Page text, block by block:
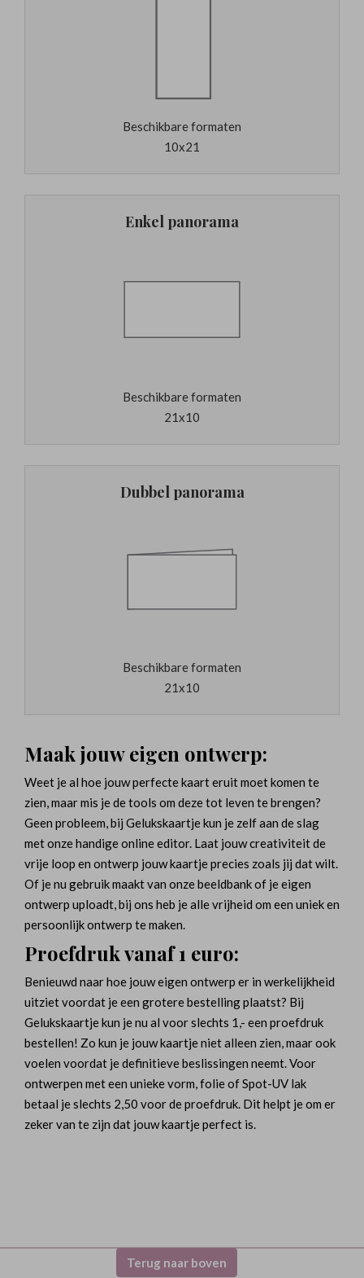
Beschikbare formaten
10x21
Enkel panorama
Beschikbare formaten
21x10
Dubbel panorama
Beschikbare formaten
21x10
Maak jouw eigen ontwerp:
Weet je al hoe jouw perfecte kaart eruit moet komen te
zien, maar mis je de tools om deze tot leven te brengen?
Geen probleem, bij Gelukskaartje kun je zelf aan de slag
met onze handige online editor. Laat jouw creativiteit de
vrije loop en ontwerp jouw kaartje precies zoals jij dat wilt.
Of je nu gebruik maakt van onze beeldbank of je eigen
ontwerp uploadt, bij ons heb je alle vrijheid om een uniek en
persoonlijk ontwerp te maken.
Proefdruk vanaf 1 euro:
Benieuwd naar hoe jouw eigen ontwerp er in werkelijkheid
uitziet voordat je een grotere bestelling plaatst? Bij
Gelukskaartje kun je nu al voor slechts 1,- een proefdruk
bestellen! Zo kun je jouw kaartje niet alleen zien, maar ook
voelen voordat je definitieve beslissingen neemt. Voor
ontwerpen met een unieke vorm, folie of Spot-UV lak
betaal je slechts 2,50 voor de proefdruk. Dit helpt je om er
zeker van te zijn dat jouw kaartje perfect is.
Terug naar boven